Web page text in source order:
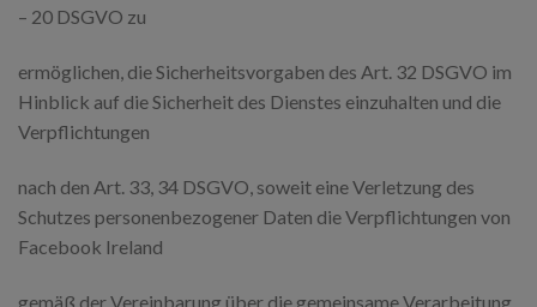
– 20 DSGVO zu
ermöglichen, die Sicherheitsvorgaben des Art. 32 DSGVO im
Hinblick auf die Sicherheit des Dienstes einzuhalten und die
Verpflichtungen
nach den Art. 33, 34 DSGVO, soweit eine Verletzung des
Schutzes personenbezogener Daten die Verpflichtungen von
Facebook Ireland
gemäß der Vereinbarung über die gemeinsame Verarbeitung